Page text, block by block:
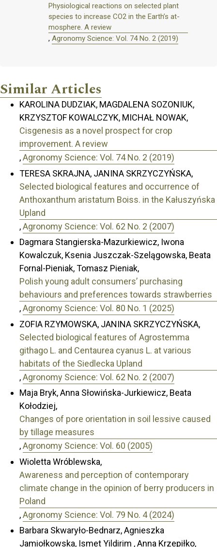
Physiological reactions on selected plant
species to increase CO2 in the Earth’s at-
mosphere. A review
, Agronomy Science: Vol. 74 No. 2 (2019)
Similar Articles
KAROLINA DUDZIAK, MAGDALENA SOZONIUK,
KRZYSZTOF KOWALCZYK, MICHAŁ NOWAK,
Cisgenesis as a novel prospect for crop
improvement. A review
,Agronomy Science: Vol. 74 No. 2 (2019)
TERESA SKRAJNA, JANINA SKRZYCZYŃSKA,
Selected biological features and occurrence of
Anthoxanthum aristatum Boiss. in the Kałuszyńska
Upland
,Agronomy Science: Vol. 62 No. 2 (2007)
Dagmara Stangierska-Mazurkiewicz, Iwona
Kowalczuk, Ksenia Juszczak-Szelągowska, Beata
Fornal-Pieniak, Tomasz Pieniak,
Polish young adult consumers’ purchasing
behaviours and preferences towards strawberries
,Agronomy Science: Vol. 80 No. 1 (2025)
ZOFIA RZYMOWSKA, JANINA SKRZYCZYŃSKA,
Selected biological features of Agrostemma
githago L. and Centaurea cyanus L. at various
habitats of the Siedlecka Upland
,Agronomy Science: Vol. 62 No. 2 (2007)
Maja Bryk, Anna Słowińska-Jurkiewicz, Beata
Kołodziej,
Changes of pore orientation in soil lessive caused
by tillage measures
,Agronomy Science: Vol. 60 (2005)
Wioletta Wróblewska,
Awareness and perception of contemporary
climate change in the opinion of berry producers in
Poland
,Agronomy Science: Vol. 79 No. 4 (2024)
Barbara Skwaryło-Bednarz, Agnieszka
Jamiołkowska, Ismet Yildirim , Anna Krzepiłko,